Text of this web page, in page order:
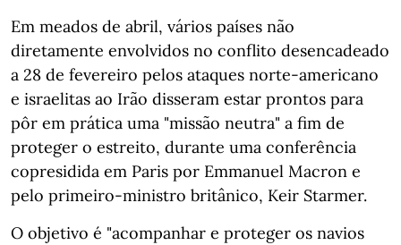
Em meados de abril, vários países não
diretamente envolvidos no conflito desencadeado
a 28 de fevereiro pelos ataques norte-americano
e israelitas ao Irão disseram estar prontos para
pôr em prática uma "missão neutra" a fim de
proteger o estreito, durante uma conferência
copresidida em Paris por Emmanuel Macron e
pelo primeiro-ministro britânico, Keir Starmer.
O objetivo é "acompanhar e proteger os navios